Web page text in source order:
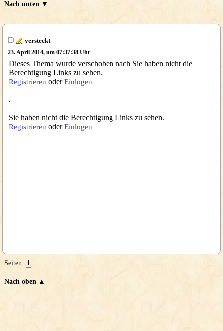
Nach unten ▼
versteckt
23. April 2014, um 07:37:38 Uhr
Dieses Thema wurde verschoben nach Sie haben nicht die
Berechtigung Links zu sehen.
Registrieren oderEinlogen
.
Sie haben nicht die Berechtigung Links zu sehen.
Registrieren oderEinlogen
Seiten: 1
Nach oben ▲